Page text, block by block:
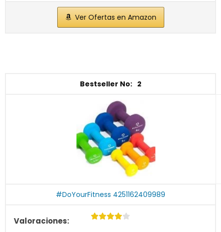
Ver Ofertas en Amazon
2
#DoYourFitness 4251162409989